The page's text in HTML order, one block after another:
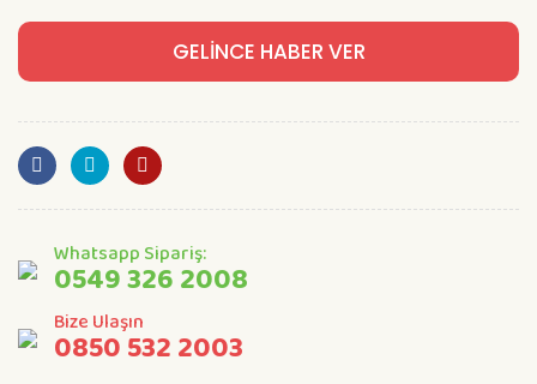
GELİNCE HABER VER
Whatsapp Sipariş:
0549 326 2008
Bize Ulaşın
0850 532 2003